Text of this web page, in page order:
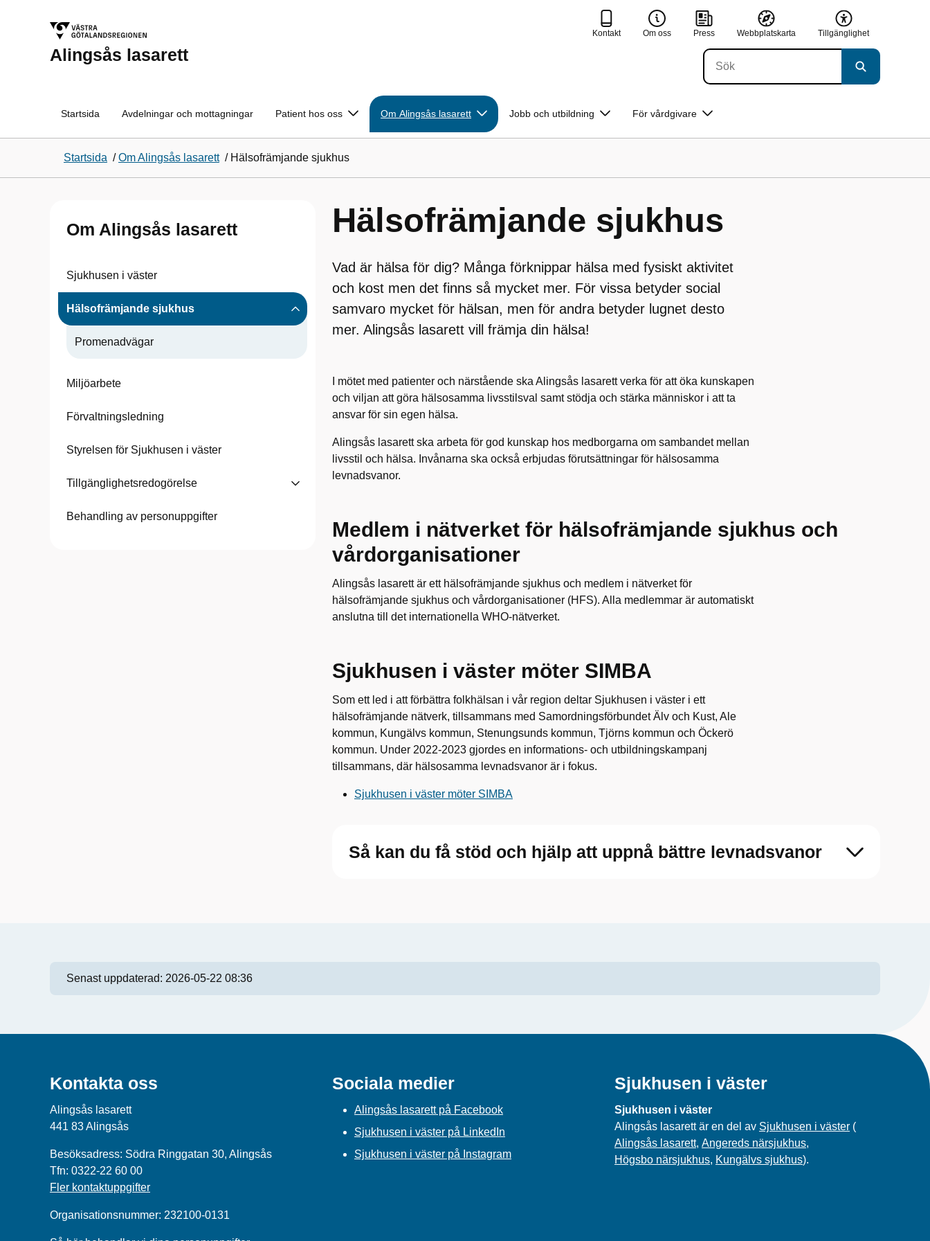
Alingsås lasarett
Kontakt Om oss Press Webbplatskarta Tillgänglighet
Startsida Avdelningar och mottagningar Patient hos oss Om Alingsås lasarett Jobb och utbildning För vårdgivare
Startsida /Om Alingsås lasarett / Hälsofrämjande sjukhus
Om Alingsås lasarett
Sjukhusen i väster
Hälsofrämjande sjukhus
Promenadvägar
Miljöarbete
Förvaltningsledning
Styrelsen för Sjukhusen i väster
Tillgänglighetsredogörelse
Behandling av personuppgifter
Hälsofrämjande sjukhus
Vad är hälsa för dig? Många förknippar hälsa med fysiskt aktivitet
och kost men det finns så mycket mer. För vissa betyder social
samvaro mycket för hälsan, men för andra betyder lugnet desto
mer. Alingsås lasarett vill främja din hälsa!
I mötet med patienter och närstående ska Alingsås lasarett verka för att öka kunskapen
och viljan att göra hälsosamma livsstilsval samt stödja och stärka människor i att ta
ansvar för sin egen hälsa.
Alingsås lasarett ska arbeta för god kunskap hos medborgarna om sambandet mellan
livsstil och hälsa. Invånarna ska också erbjudas förutsättningar för hälsosamma
levnadsvanor.
Medlem i nätverket för hälsofrämjande sjukhus och
vårdorganisationer
Alingsås lasarett är ett hälsofrämjande sjukhus och medlem i nätverket för
hälsofrämjande sjukhus och vårdorganisationer (HFS). Alla medlemmar är automatiskt
anslutna till det internationella WHO-nätverket.
Sjukhusen i väster möter SIMBA
Som ett led i att förbättra folkhälsan i vår region deltar Sjukhusen i väster i ett
hälsofrämjande nätverk, tillsammans med Samordningsförbundet Älv och Kust, Ale
kommun, Kungälvs kommun, Stenungsunds kommun, Tjörns kommun och Öckerö
kommun. Under 2022-2023 gjordes en informations- och utbildningskampanj
tillsammans, där hälsosamma levnadsvanor är i fokus.
Sjukhusen i väster möter SIMBA
Så kan du få stöd och hjälp att uppnå bättre levnadsvanor
Senast uppdaterad: 2026-05-22 08:36
Kontakta oss
Alingsås lasarett
441 83 Alingsås
Besöksadress: Södra Ringgatan 30, Alingsås
Tfn: 0322-22 60 00
Fler kontaktuppgifter
Organisationsnummer: 232100-0131
Sociala medier
Alingsås lasarett på Facebook
Sjukhusen i väster på LinkedIn
Sjukhusen i väster på Instagram
Sjukhusen i väster
Sjukhusen i väster
Alingsås lasarett är en del av Sjukhusen i väster (
Alingsås lasarett, Angereds närsjukhus,
Högsbo närsjukhus, Kungälvs sjukhus).